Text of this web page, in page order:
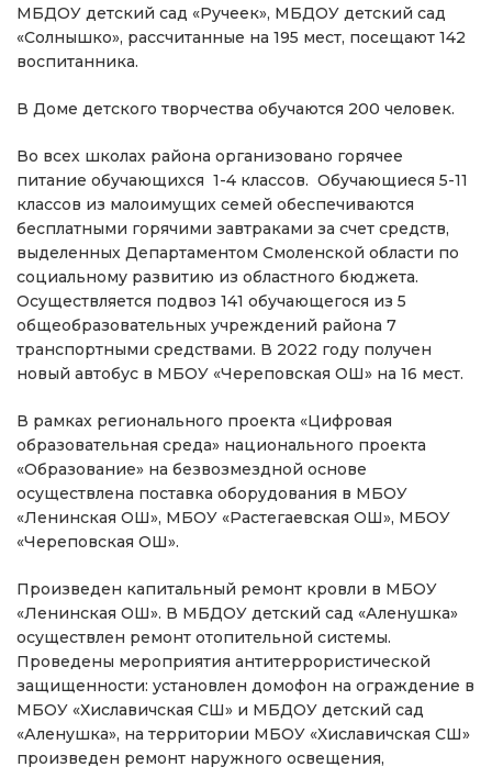
МБДОУ детский сад «Ручеек», МБДОУ детский сад
«Солнышко», рассчитанные на 195 мест, посещают 142
воспитанника.
В Доме детского творчества обучаются 200 человек.
Во всех школах района организовано горячее
питание обучающихся 1-4 классов. Обучающиеся 5-11
классов из малоимущих семей обеспечиваются
бесплатными горячими завтраками за счет средств,
выделенных Департаментом Смоленской области по
социальному развитию из областного бюджета.
Осуществляется подвоз 141 обучающегося из 5
общеобразовательных учреждений района 7
транспортными средствами. В 2022 году получен
новый автобус в МБОУ «Череповская ОШ» на 16 мест.
В рамках регионального проекта «Цифровая
образовательная среда» национального проекта
«Образование» на безвозмездной основе
осуществлена поставка оборудования в МБОУ
«Ленинская ОШ», МБОУ «Растегаевская ОШ», МБОУ
«Череповская ОШ».
Произведен капитальный ремонт кровли в МБОУ
«Ленинская ОШ». В МБДОУ детский сад «Аленушка»
осуществлен ремонт отопительной системы.
Проведены мероприятия антитеррористической
защищенности: установлен домофон на ограждение в
МБОУ «Хиславичская СШ» и МБДОУ детский сад
«Аленушка», на территории МБОУ «Хиславичская СШ»
произведен ремонт наружного освещения,